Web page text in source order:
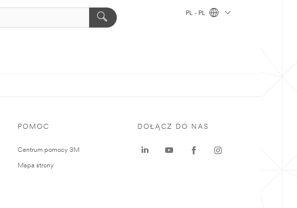
PL - PL
POMOC
Centrum pomocy 3M
Mapa strony
DOŁĄCZ DO NAS